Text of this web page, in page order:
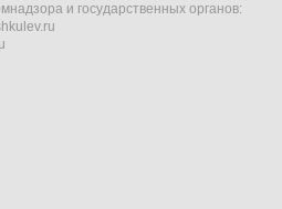
и государственных органов: